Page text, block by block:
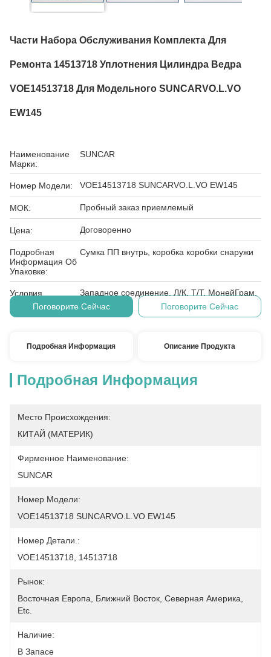
Части Набора Обслуживания Комплекта Для
Ремонта 14513718 Уплотнения Цилиндра Ведра
VOE14513718 Для Модельного SUNCARVO.L.VO
EW145
Наименование
Марки:
SUNCAR
Номер Модели: VOE14513718 SUNCARVO.L.VO EW145
МОК: Пробный заказ приемлемый
Цена: Договоренно
Подробная
Информация Об
Упаковке:
Сумка ПП внутрь, коробка коробки снаружи
Условия
Оплаты:
Западное соединение, Л/К, Т/Т, МонейГрам,
Д/А, Д/П
Поговорите Сейчас Поговорите Сейчас
Подробная Информация Описание Продукта
Подробная Информация
Место Происхождения:
КИТАЙ (МАТЕРИК)
Фирменное Наименование:
SUNCAR
Номер Модели:
VOE14513718 SUNCARVO.L.VO EW145
Номер Детали.:
VOE14513718, 14513718
Рынок:
Восточная Европа, Ближний Восток, Северная Америка,
Etc.
Наличие:
В Запасе